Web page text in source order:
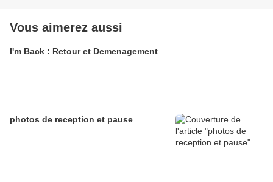
Vous aimerez aussi
I'm Back : Retour et Demenagement
photos de reception et pause